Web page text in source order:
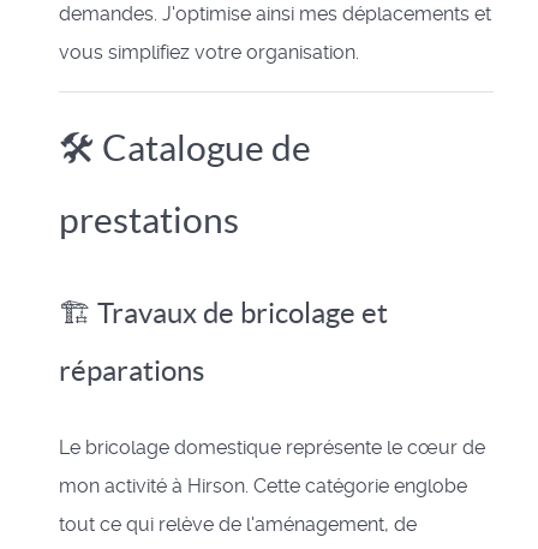
demandes. J'optimise ainsi mes déplacements et
vous simplifiez votre organisation.
🛠️ Catalogue de
prestations
🏗️ Travaux de bricolage et
réparations
Le bricolage domestique représente le cœur de
mon activité à Hirson. Cette catégorie englobe
tout ce qui relève de l'aménagement, de